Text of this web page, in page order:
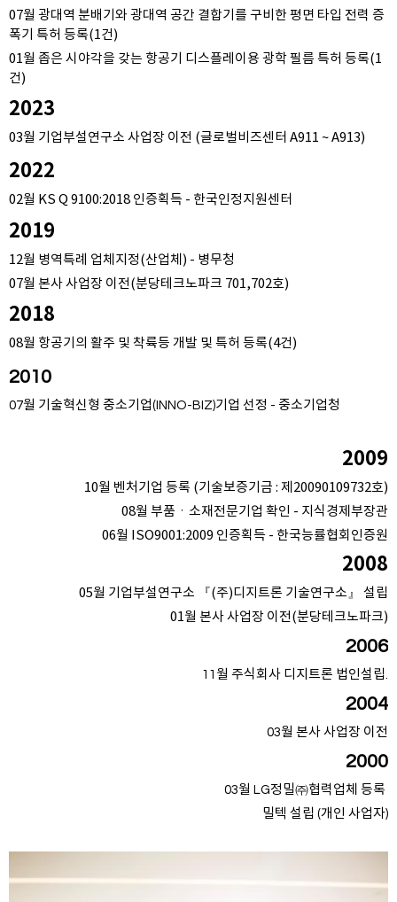
07월 광대역 분배기와 광대역 공간 결합기를 구비한 평면 타입 전력 증
폭기 특허 등록(1건)
01월 좁은 시야각을 갖는 항공기 디스플레이용 광학 필름 특허 등록(1
건)
2023
03월 기업부설연구소 사업장 이전 (글로벌비즈센터 A911 ~ A913)
2022
02월 KS Q 9100:2018 인증획득 - 한국인정지원센터
2019
12월 병역특례 업체지정(산업체) - 병무청
07월 본사 사업장 이전(분당테크노파크 701,702호)
2018
08월 항공기의 활주 및 착륙등 개발 및 특허 등록(4건)
2010
07월 기술혁신형 중소기업(INNO-BIZ)기업 선정 - 중소기업청
2009
10월 벤처기업 등록 (기술보증기금 : 제20090109732호)
08월 부품ㆍ소재전문기업 확인 - 지식경제부장관
06월 ISO9001:2009 인증획득 - 한국능률협회인증원
2008
05월 기업부설연구소 『(주)디지트론 기술연구소』 설립
01월 본사 사업장 이전(분당테크노파크)
2006
11월 주식회사 디지트론 법인설립.
2004
03월 본사 사업장 이전
2000
03월 LG정밀㈜협력업체 등록
밀텍 설립 (개인 사업자)